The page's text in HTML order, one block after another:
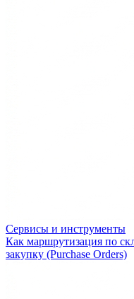
Сервисы и инструменты
Как маршрутизация по
закупку (Purchase Orders)